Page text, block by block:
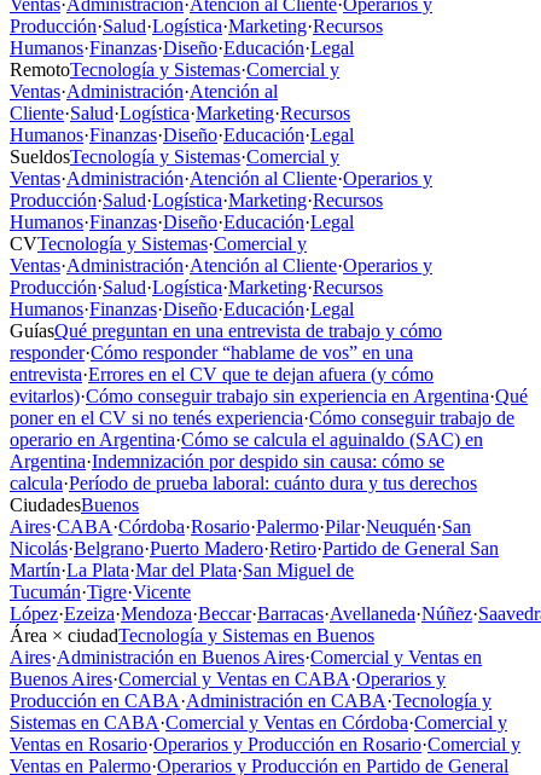
Ventas·Administración·Atención al Cliente·Operarios y
Producción·Salud·Logística·Marketing·Recursos
Humanos·Finanzas·Diseño·Educación·Legal
RemotoTecnología y Sistemas·Comercial y
Ventas·Administración·Atención al
Cliente·Salud·Logística·Marketing·Recursos
Humanos·Finanzas·Diseño·Educación·Legal
SueldosTecnología y Sistemas·Comercial y
Ventas·Administración·Atención al Cliente·Operarios y
Producción·Salud·Logística·Marketing·Recursos
Humanos·Finanzas·Diseño·Educación·Legal
CVTecnología y Sistemas·Comercial y
Ventas·Administración·Atención al Cliente·Operarios y
Producción·Salud·Logística·Marketing·Recursos
Humanos·Finanzas·Diseño·Educación·Legal
GuíasQué preguntan en una entrevista de trabajo y cómo
responder·Cómo responder “hablame de vos” en una
entrevista·Errores en el CV que te dejan afuera (y cómo
evitarlos)·Cómo conseguir trabajo sin experiencia en Argentina·Qué
poner en el CV si no tenés experiencia·Cómo conseguir trabajo de
operario en Argentina·Cómo se calcula el aguinaldo (SAC) en
Argentina·Indemnización por despido sin causa: cómo se
calcula·Período de prueba laboral: cuánto dura y tus derechos
CiudadesBuenos
Aires·CABA·Córdoba·Rosario·Palermo·Pilar·Neuquén·San
Nicolás·Belgrano·Puerto Madero·Retiro·Partido de General San
Martín·La Plata·Mar del Plata·San Miguel de
Tucumán·Tigre·Vicente
López·Ezeiza·Mendoza·Beccar·Barracas·Avellaneda·Núñez·
Área × ciudadTecnología y Sistemas en Buenos
Aires·Administración en Buenos Aires·Comercial y Ventas en
Buenos Aires·Comercial y Ventas en CABA·Operarios y
Producción en CABA·Administración en CABA·Tecnología y
Sistemas en CABA·Comercial y Ventas en Córdoba·Comercial y
Ventas en Rosario·Operarios y Producción en Rosario·Comercial y
Ventas en Palermo·Operarios y Producción en Partido de General